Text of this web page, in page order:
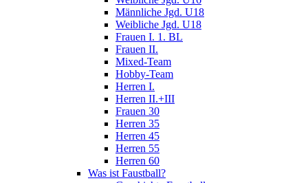
Männliche Jgd. U18
Weibliche Jgd. U18
Frauen I. 1. BL
Frauen II.
Mixed-Team
Hobby-Team
Herren I.
Herren II.+III
Frauen 30
Herren 35
Herren 45
Herren 55
Herren 60
Was ist Faustball?